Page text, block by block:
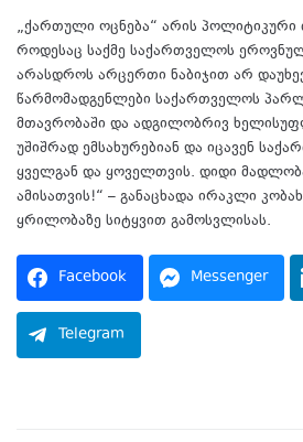
„ქართული ოცნება“ არის
როდესაც საქმე საქართველოს
არასდროს არცერთი ნაბიჯით არ
წარმომადგენლები საქართველოს
მთავრობაში და ადგილობრივ
უშიშრად ემსახურებიან და იცავენ
ყველგან და ყოველთვის. დიდი
ამისათვის!“ – განაცხადა ირაკლი
ყრილობაზე სიტყვით გამოსვლისას.
Facebook Messenger
Telegram